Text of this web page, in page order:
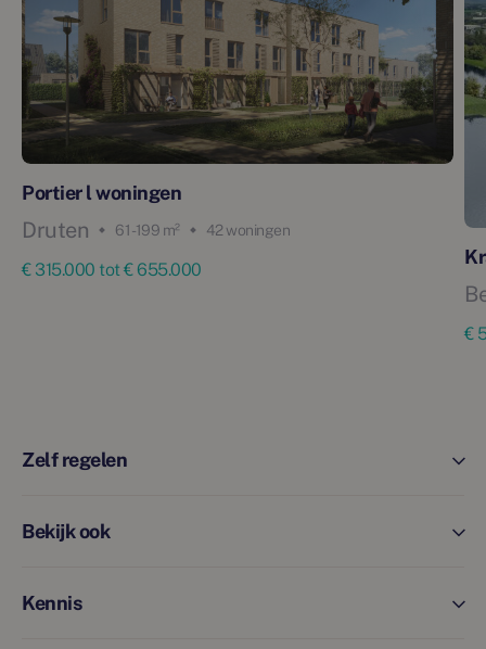
Portier l woningen
Druten 61 - 199 m² 42 woningen
€ 315.000 tot € 655.000
€
Zelf regelen
Bekijk ook
Kennis